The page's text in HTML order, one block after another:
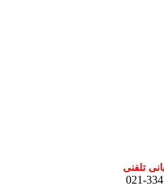
تلفنی
021-